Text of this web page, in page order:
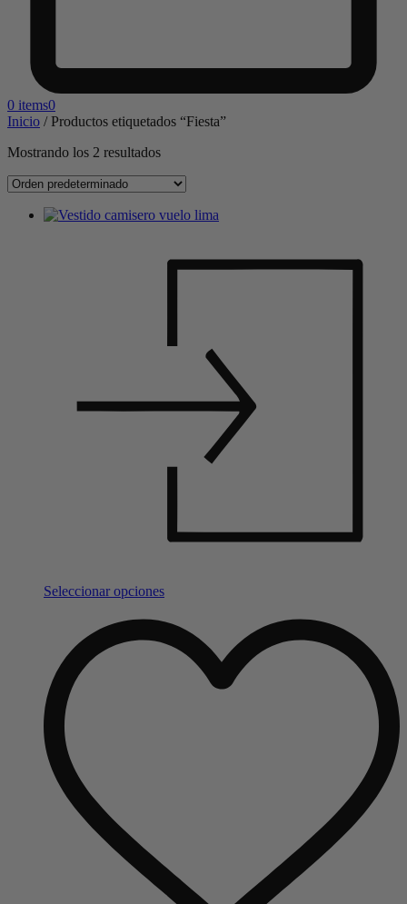
0 items0
Inicio /Productos etiquetados “Fiesta”
Mostrando los 2 resultados
Seleccionar opciones